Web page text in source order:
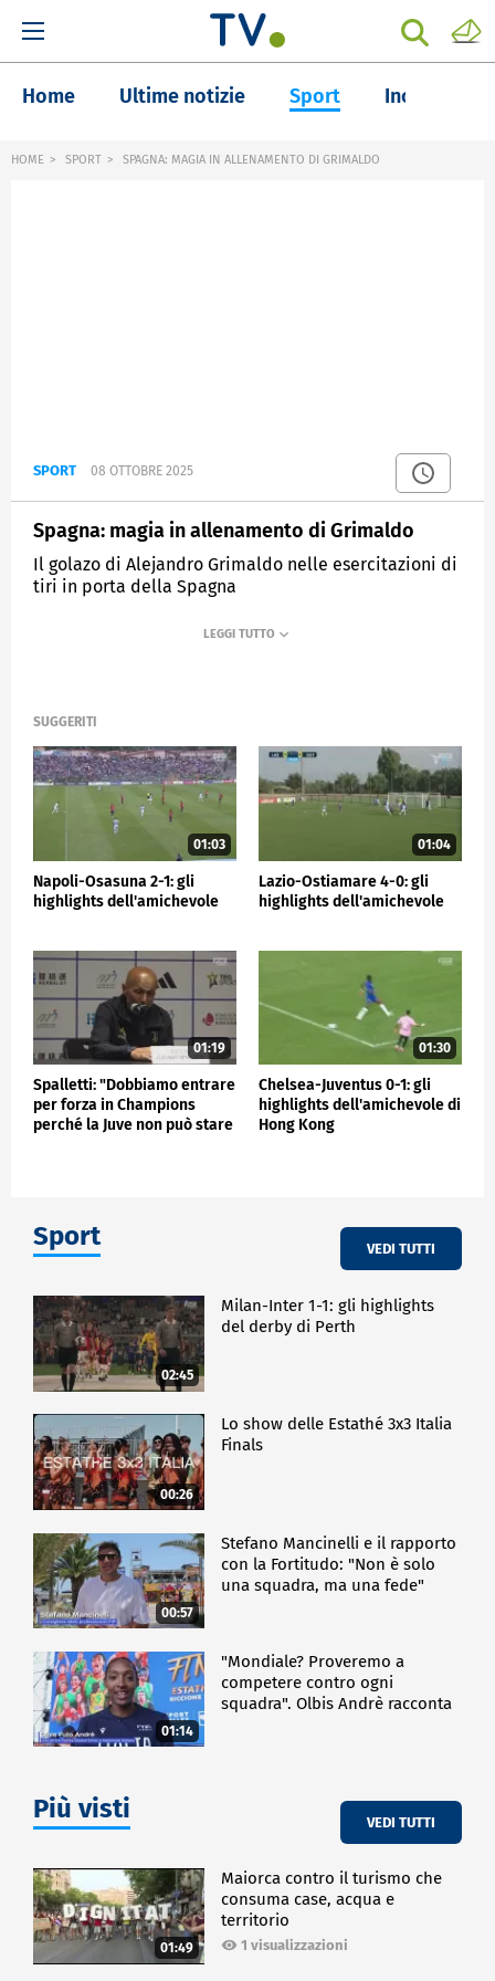
Home Ultime notizie Sport Inchieste
HOME SPORT SPAGNA: MAGIA IN ALLENAMENTO DI GRIMALDO
SPORT 08 OTTOBRE 2025
Spagna: magia in allenamento di Grimaldo
Il golazo di Alejandro Grimaldo nelle esercitazioni di
tiri in porta della Spagna
SPORTMEDIASET
SUGGERITI
01:03
Napoli-Osasuna 2-1: gli
highlights dell'amichevole
01:04
Lazio-Ostiamare 4-0: gli
highlights dell'amichevole
01:19
Spalletti: "Dobbiamo entrare
per forza in Champions
perché la Juve non può stare
01:30
Chelsea-Juventus 0-1: gli
highlights dell'amichevole di
Hong Kong
Sport VEDI TUTTI
02:45
Milan-Inter 1-1: gli highlights
del derby di Perth
00:26
Lo show delle Estathé 3x3 Italia
Finals
00:57
Stefano Mancinelli e il rapporto
con la Fortitudo: "Non è solo
una squadra, ma una fede"
01:14
"Mondiale? Proveremo a
competere contro ogni
squadra". Olbis Andrè racconta
Più visti VEDI TUTTI
01:49
Maiorca contro il turismo che
consuma case, acqua e
territorio
1 visualizzazioni